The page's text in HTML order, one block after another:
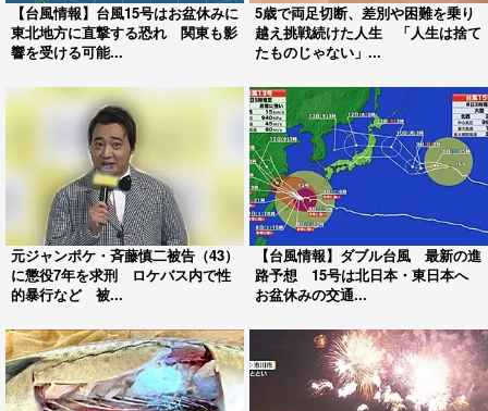
【台風情報】台風15号はお盆休みに
東北地方に直撃する恐れ 関東も影
響を受ける可能...
5歳で両足切断、差別や困難を乗り
越え挑戦続けた人生 「人生は捨て
たものじゃない」...
元ジャンポケ・斉藤慎二被告（43）
に懲役7年を求刑 ロケバス内で性
的暴行など 被...
【台風情報】ダブル台風 最新の進
路予想 15号は北日本・東日本へ
お盆休みの交通...